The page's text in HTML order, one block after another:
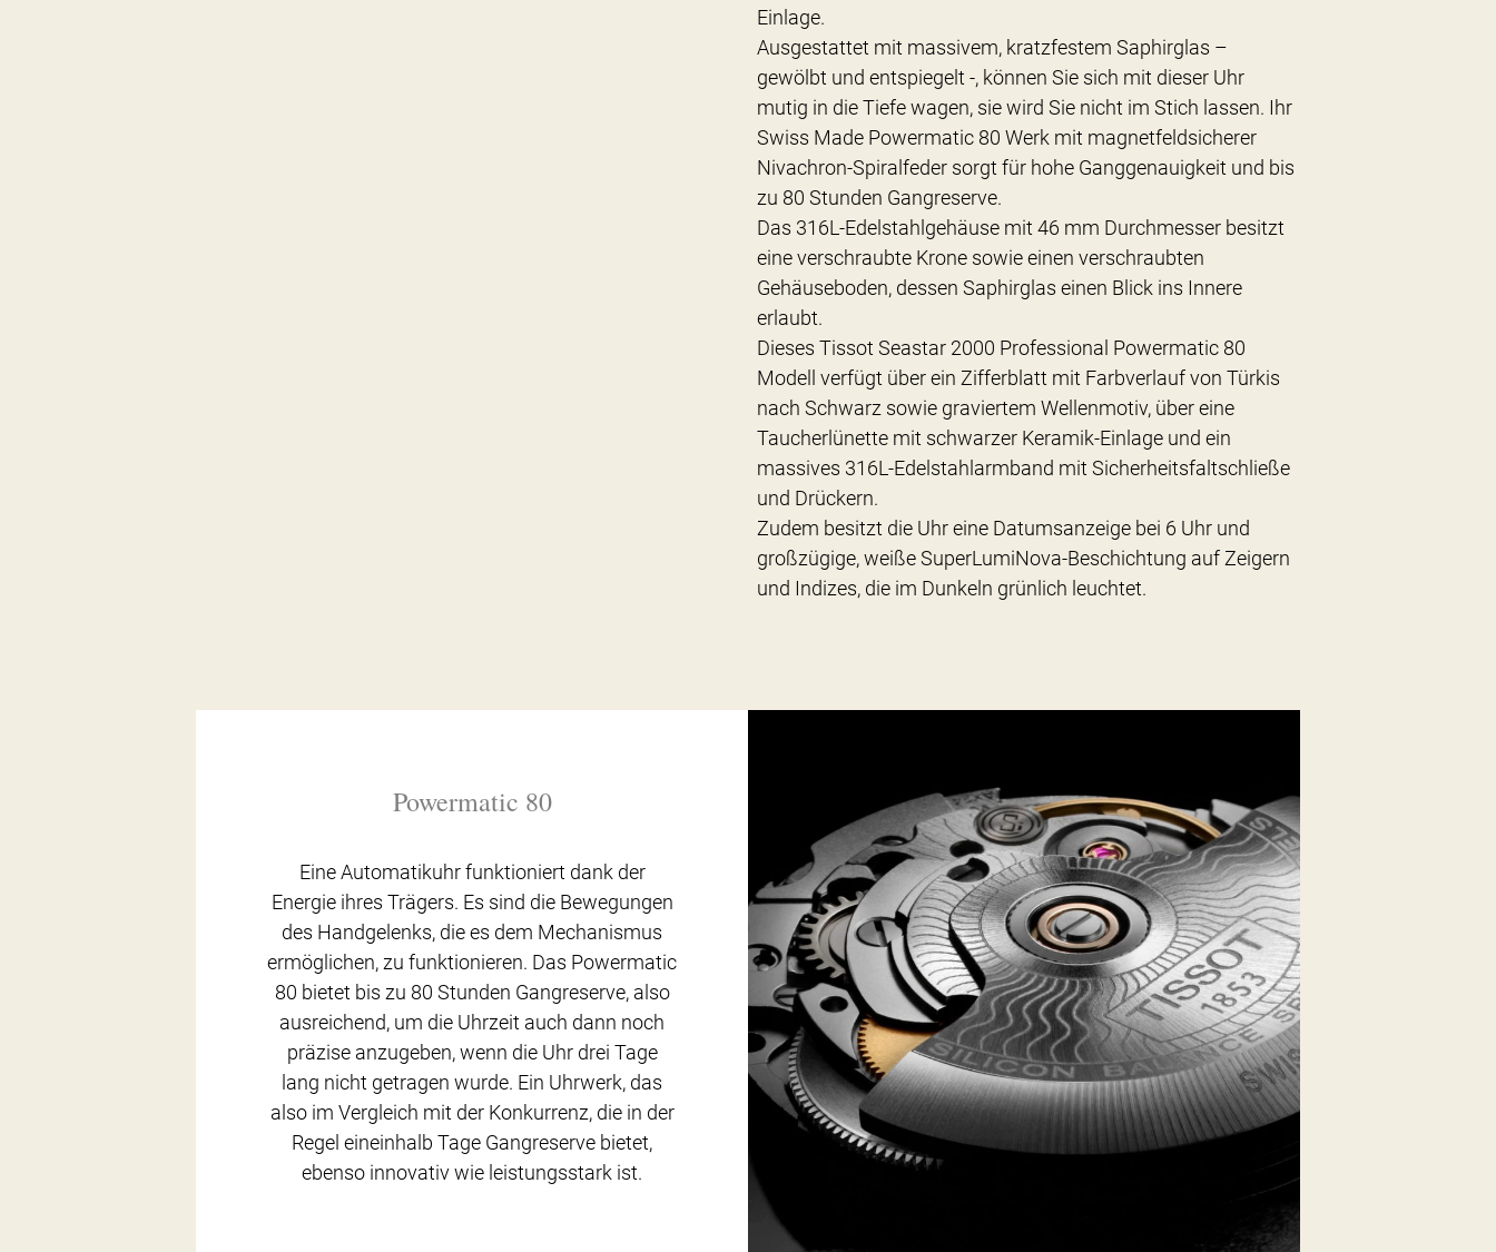
Einlage.
Ausgestattet mit massivem, kratzfestem Saphirglas –
gewölbt und entspiegelt -, können Sie sich mit dieser Uhr
mutig in die Tiefe wagen, sie wird Sie nicht im Stich lassen. Ihr
Swiss Made Powermatic 80 Werk mit magnetfeldsicherer
Nivachron-Spiralfeder sorgt für hohe Ganggenauigkeit und bis
zu 80 Stunden Gangreserve.
Das 316L-Edelstahlgehäuse mit 46 mm Durchmesser besitzt
eine verschraubte Krone sowie einen verschraubten
Gehäuseboden, dessen Saphirglas einen Blick ins Innere
erlaubt.
Dieses Tissot Seastar 2000 Professional Powermatic 80
Modell verfügt über ein Zifferblatt mit Farbverlauf von Türkis
nach Schwarz sowie graviertem Wellenmotiv, über eine
Taucherlünette mit schwarzer Keramik-Einlage und ein
massives 316L-Edelstahlarmband mit Sicherheitsfaltschließe
und Drückern.
Zudem besitzt die Uhr eine Datumsanzeige bei 6 Uhr und
großzügige, weiße SuperLumiNova-Beschichtung auf Zeigern
und Indizes, die im Dunkeln grünlich leuchtet.
Powermatic 80
Eine Automatikuhr funktioniert dank der
Energie ihres Trägers. Es sind die Bewegungen
des Handgelenks, die es dem Mechanismus
ermöglichen, zu funktionieren. Das Powermatic
80 bietet bis zu 80 Stunden Gangreserve, also
ausreichend, um die Uhrzeit auch dann noch
präzise anzugeben, wenn die Uhr drei Tage
lang nicht getragen wurde. Ein Uhrwerk, das
also im Vergleich mit der Konkurrenz, die in der
Regel eineinhalb Tage Gangreserve bietet,
ebenso innovativ wie leistungsstark ist.